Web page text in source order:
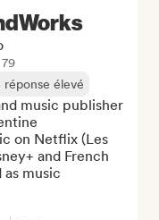
79
réponse élevé
music publisher
on Netflix (Les
and French
music